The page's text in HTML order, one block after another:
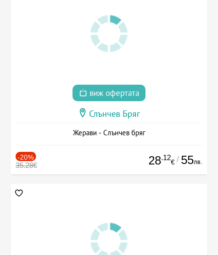
виж офертата
Слънчев Бряг
Жерави - Слънчев бряг
-20%
35.28€ 28.12
€ / 55лв.